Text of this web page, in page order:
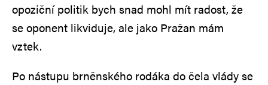
opoziční politik bych snad mohl mít radost, že
se oponent likviduje, ale jako Pražan mám
vztek.
Po nástupu brněnského rodáka do čela vlády se